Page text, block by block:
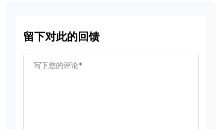
留下对此的回馈